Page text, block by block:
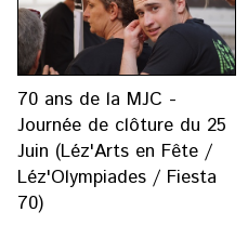
70 ans de la MJC -
Journée de clôture du 25
Juin (Léz'Arts en Fête /
Léz'Olympiades / Fiesta
70)